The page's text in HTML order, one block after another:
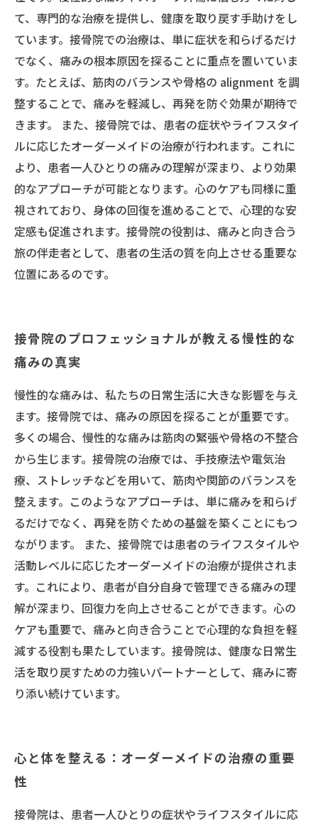
て、専門的な治療を提供し、健康を取り戻す手助けをし
ています。接骨院での治療は、単に症状を和らげるだけ
でなく、痛みの根本原因を探ることに重点を置いていま
す。たとえば、筋肉のバランスや骨格の alignment を調
整することで、痛みを軽減し、再発を防ぐ効果が期待で
きます。 また、接骨院では、患者の症状やライフスタイ
ルに応じたオーダーメイドの治療が行われます。これに
より、患者一人ひとりの痛みの理解が深まり、より効果
的なアプローチが可能となります。心のケアも同様に重
視されており、身体の回復を進めることで、心理的な安
定感も促進されます。接骨院の役割は、痛みと向き合う
旅の伴走者として、患者の生活の質を向上させる重要な
位置にあるのです。
接骨院のプロフェッショナルが教える慢性的な
痛みの真実
慢性的な痛みは、私たちの日常生活に大きな影響を与え
ます。接骨院では、痛みの原因を探ることが重要です。
多くの場合、慢性的な痛みは筋肉の緊張や骨格の不整合
から生じます。接骨院の治療では、手技療法や電気治
療、ストレッチなどを用いて、筋肉や関節のバランスを
整えます。このようなアプローチは、単に痛みを和らげ
るだけでなく、再発を防ぐための基盤を築くことにもつ
ながります。 また、接骨院では患者のライフスタイルや
活動レベルに応じたオーダーメイドの治療が提供されま
す。これにより、患者が自分自身で管理できる痛みの理
解が深まり、回復力を向上させることができます。心の
ケアも重要で、痛みと向き合うことで心理的な負担を軽
減する役割も果たしています。接骨院は、健康な日常生
活を取り戻すための力強いパートナーとして、痛みに寄
り添い続けています。
心と体を整える：オーダーメイドの治療の重要
性
接骨院は、患者一人ひとりの症状やライフスタイルに応